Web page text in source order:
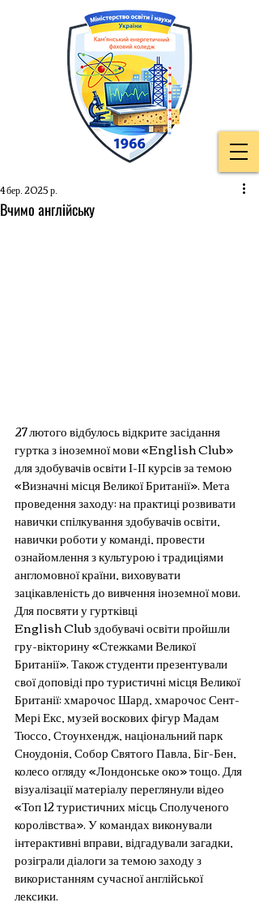
Вчимо англійську
4 бер. 2025 р.
27 лютого відбулось відкрите засідання
гуртка з іноземної мови «English Club»
для здобувачів освіти І-ІІ курсів за темою
«Визначні місця Великої Британії». Мета
проведення заходу: на практиці розвивати
навички спілкування здобувачів освіти,
навички роботи у команді, провести
ознайомлення з культурою і традиціями
англомовної країни, виховувати
зацікавленість до вивчення іноземної мови.
Для посвяти у гуртківці
English Club здобувачі освіти пройшли
гру-вікторину «Стежками Великої
Британії». Також студенти презентували
свої доповіді про туристичні місця Великої
Британії: хмарочос Шард, хмарочос Сент-
Мері Екс, музей воскових фігур Мадам
Тюссо, Стоунхендж, національний парк
Сноудонія, Собор Святого Павла, Біг-Бен,
колесо огляду «Лондонське око» тощо. Для
візуалізації матеріалу переглянули відео
«Топ 12 туристичних місць Сполученого
королівства». У командах виконували
інтерактивні вправи, відгадували загадки,
розіграли діалоги за темою заходу з
використанням сучасної англійської
лексики.